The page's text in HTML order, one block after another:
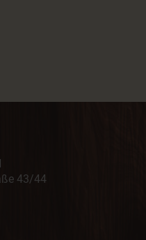
43/44